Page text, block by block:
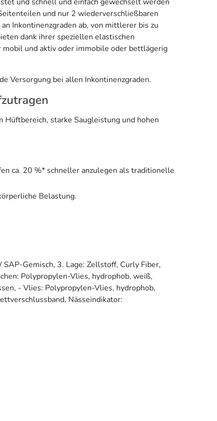
und nur 2 wiederverschließbaren
Inkontinenzgraden ab, von mittlerer bis zu
dank ihrer speziellen elastischen
und aktiv oder immobile oder bettlägerig
Versorgung bei allen Inkontinenzgraden.
starke Saugleistung und hohen
ca. 20 %* schneller anzulegen als traditionelle
Belastung.
Gemisch, 3. Lage: Zellstoff, Curly Fiber,
Polypropylen-Vlies, hydrophob, weiß,
- Vlies: Polypropylen-Vlies, hydrophob,
Nässeindikator: